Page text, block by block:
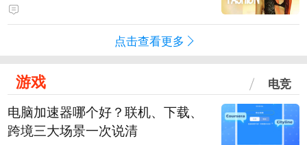
点击查看更多
游戏 电竞
电脑加速器哪个好？联机、下载、
跨境三大场景一次说清